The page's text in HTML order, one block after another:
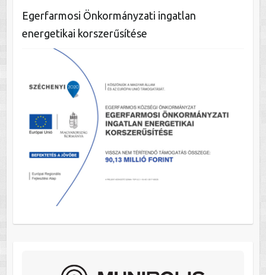
Egerfarmosi Önkormányzati ingatlan
energetikai korszerűsítése